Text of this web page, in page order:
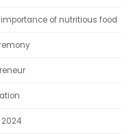
of nutritious food
2024